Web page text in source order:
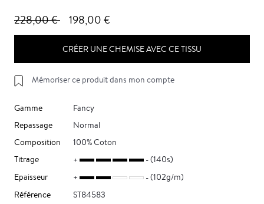
228,00 € 198,00 €
CRÉER UNE CHEMISE AVEC CE TISSU
Mémoriser ce produit dans mon compte
Gamme
Fancy
Repassage
Normal
Composition
100% Coton
Titrage
(140s)
Epaisseur
(102g/m)
Référence
ST84583